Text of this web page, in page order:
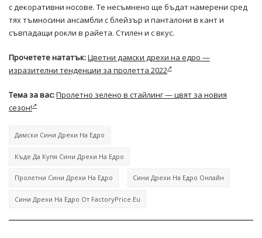
с декоративни носове. Те несъмнено ще бъдат намерени сред
тях тъмносини ансамбли с блейзър и панталони в кант и
съвпадащи рокли в райета. Стилен и с вкус.
Прочетете нататък:Цветни дамски дрехи на едро —
изразителни тенденции за пролетта 2022
Тема за вас:Пролетно зелено в стайлинг — цвят за новия
сезон!
Дамски Сини Дрехи На Едро
Къде Да Купя Сини Дрехи На Едро
Пролетни Сини Дрехи На Едро Сини Дрехи На Едро Онлайн
Сини Дрехи На Едро От FactoryPrice.eu